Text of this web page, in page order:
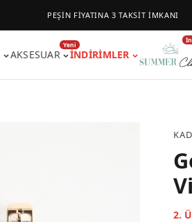
PEŞİN FİYATINA 3 TAKSİT İMKANI
AKSESUAR
Yeni
İNDIRIMLER
2.